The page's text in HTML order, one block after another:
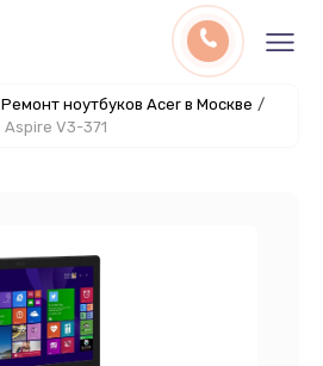
Ремонт ноутбуков Acer в Москве /
Aspire V3-371